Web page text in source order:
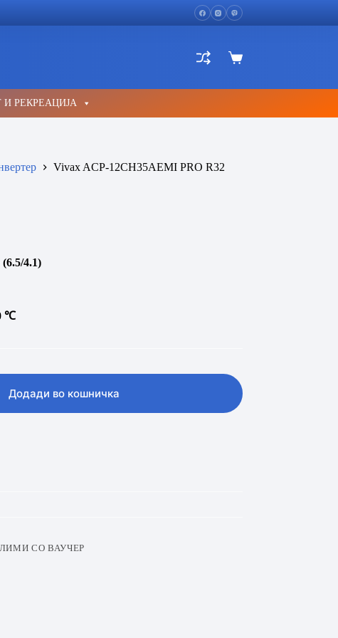
Shopping
И РЕКРЕАЦИЈА
Vivax ACP-12CH35AEMI PRO R32
(6.5/4.1)
℃
Додади во кошничка
СО ВАУЧЕР